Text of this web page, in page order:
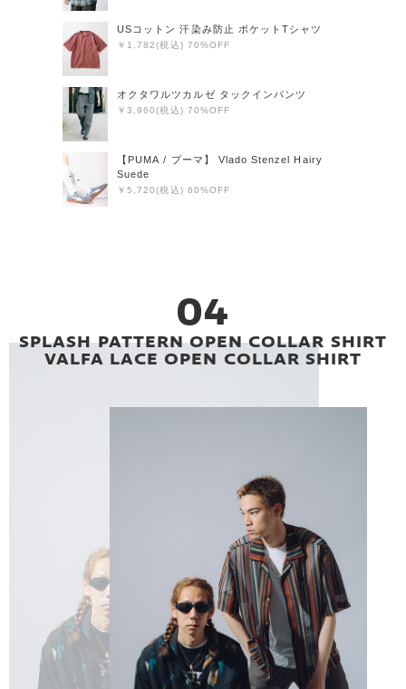
USコットン 汗染み防止 ポケットTシャツ
￥1,782(税込) 70%OFF
オクタワルツカルゼ タックインパンツ
￥3,960(税込) 70%OFF
【PUMA / プーマ】 Vlado Stenzel Hairy
Suede
￥5,720(税込) 60%OFF
04
SPLASH PATTERN OPEN COLLAR SHIRT
VALFA LACE OPEN COLLAR SHIRT